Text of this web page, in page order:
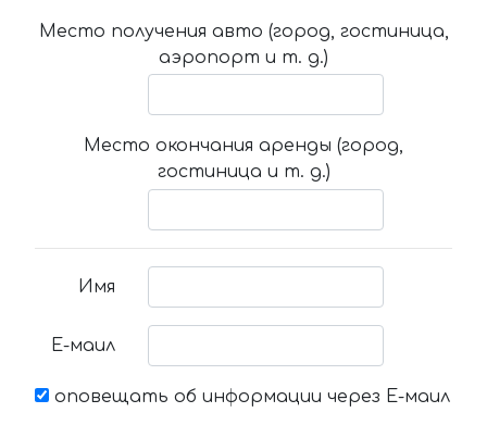
Место получения авто (город, гостиница,
аэропорт и т. д.)
Место окончания аренды (город,
гостиница и т. д.)
Имя
Е-маил
оповещать об информации через Е-маил